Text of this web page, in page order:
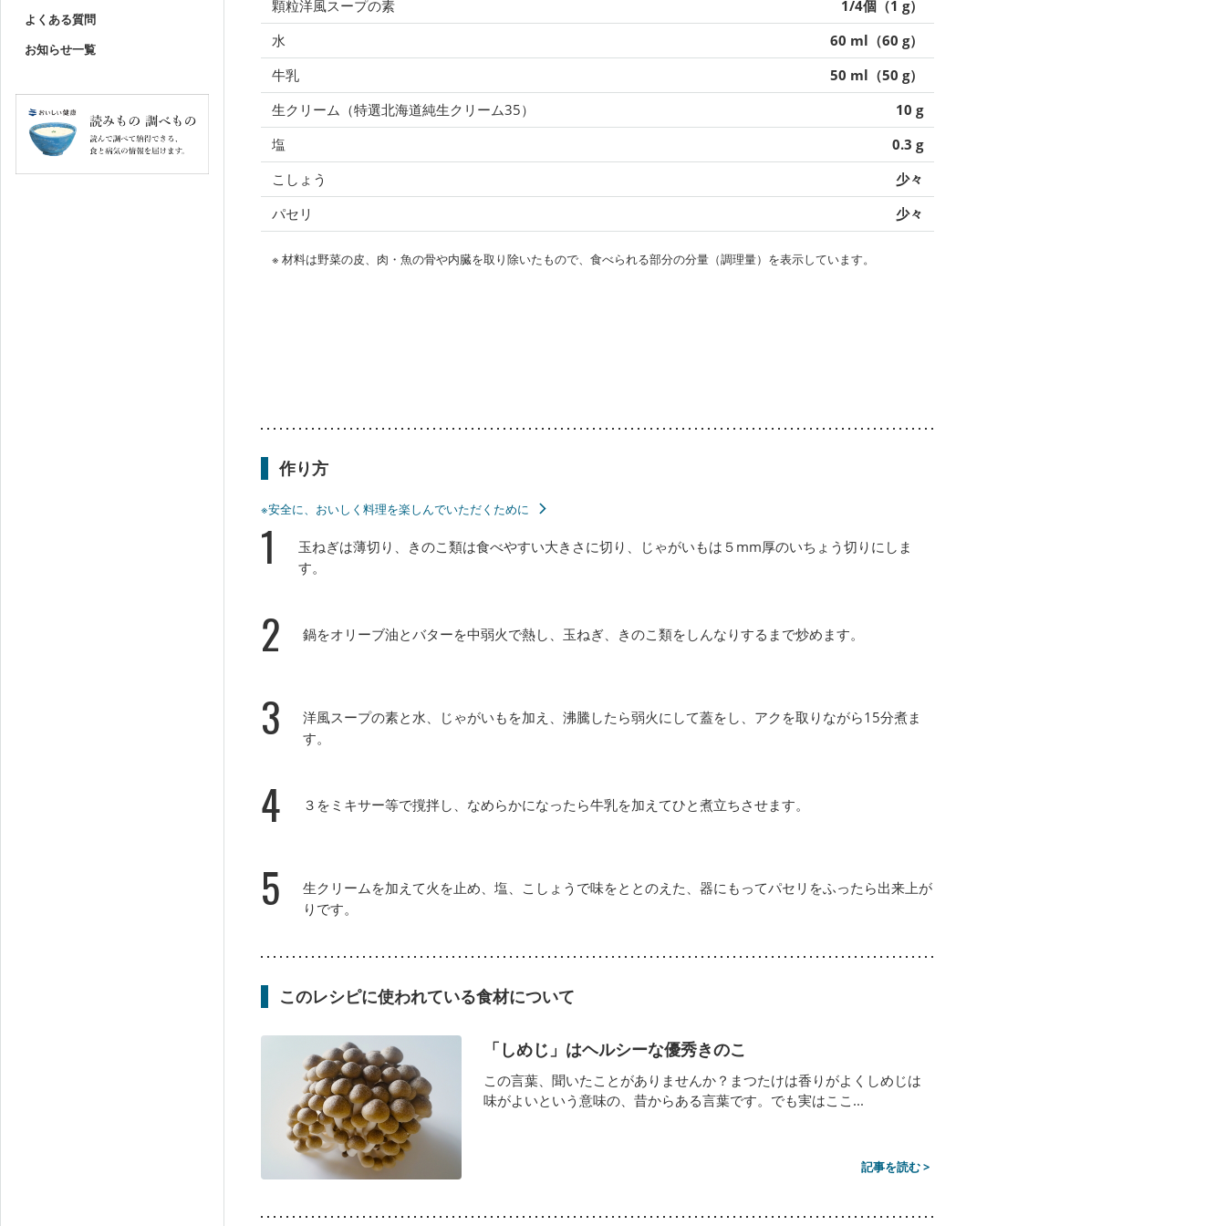
よくある質問
お知らせ一覧
顆粒洋風スープの素
1/4個（1 g）
水
60 ml（60 g）
牛乳
50 ml（50 g）
生クリーム（特選北海道純生クリーム35）
10 g
塩
0.3 g
こしょう
少々
パセリ
少々
※ 材料は野菜の皮、肉・魚の骨や内臓を取り除いたもので、食べられる部分の分量（調理量）を表示しています。
作り方
※安全に、おいしく料理を楽しんでいただくために
1
玉ねぎは薄切り、きのこ類は食べやすい大きさに切り、じゃがいもは５mm厚のいちょう切りにしま
す。
2 鍋をオリーブ油とバターを中弱火で熱し、玉ねぎ、きのこ類をしんなりするまで炒めます。
3
洋風スープの素と水、じゃがいもを加え、沸騰したら弱火にして蓋をし、アクを取りながら15分煮ま
す。
4 ３をミキサー等で撹拌し、なめらかになったら牛乳を加えてひと煮立ちさせます。
5
生クリームを加えて火を止め、塩、こしょうで味をととのえた、器にもってパセリをふったら出来上が
りです。
このレシピに使われている食材について
「しめじ」はヘルシーな優秀きのこ
この言葉、聞いたことがありませんか？まつたけは香りがよくしめじは
味がよいという意味の、昔からある言葉です。でも実はここ...
記事を読む >